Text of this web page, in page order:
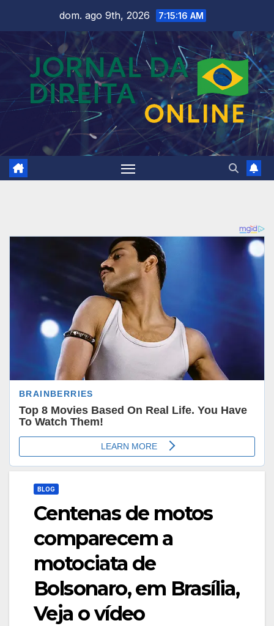
content
dom. ago 9th, 2026 7:15:17 AM
BLOG
Centenas de motos
comparecem a
motociata de
Bolsonaro, em Brasília,
Veja o vídeo